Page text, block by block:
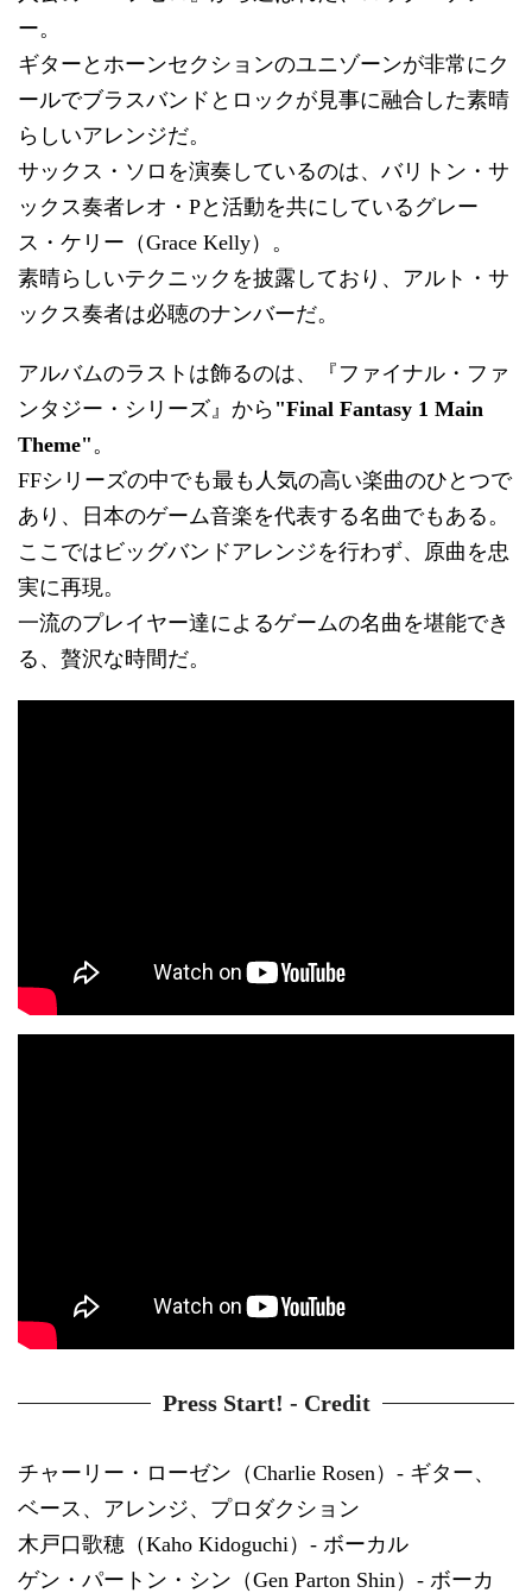
ー。
ギターとホーンセクションのユニゾーンが非常にク
ールでブラスバンドとロックが見事に融合した素晴
らしいアレンジだ。
サックス・ソロを演奏しているのは、バリトン・サ
ックス奏者レオ・Pと活動を共にしているグレー
ス・ケリー（Grace Kelly）。
素晴らしいテクニックを披露しており、アルト・サ
ックス奏者は必聴のナンバーだ。
アルバムのラストは飾るのは、『ファイナル・ファ
ンタジー・シリーズ』から "Final Fantasy 1 Main
Theme" 。
FFシリーズの中でも最も人気の高い楽曲のひとつで
あり、日本のゲーム音楽を代表する名曲でもある。
ここではビッグバンドアレンジを行わず、原曲を忠
実に再現。
一流のプレイヤー達によるゲームの名曲を堪能でき
る、贅沢な時間だ。
Press Start! - Credit
チャーリー・ローゼン（Charlie Rosen）- ギター、
ベース、アレンジ、プロダクション
木戸口歌穂（Kaho Kidoguchi）- ボーカル
ゲン・パートン・シン（Gen Parton Shin）- ボーカ